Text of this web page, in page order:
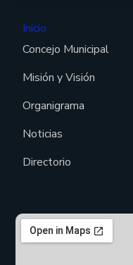
Inicio
Concejo Municipal
Misión y Visión
Organigrama
Noticias
Directorio